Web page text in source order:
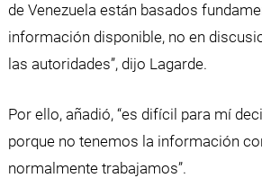
de Venezuela están basados
información disponible, no en
las autoridades”, dijo Lagarde.
Por ello, añadió, “es difícil para mí
porque no tenemos la información
normalmente trabajamos”.